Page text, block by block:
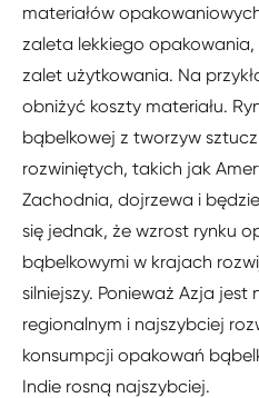
materiałów
zaleta lekkiego opakowania,
zalet użytkowania. Na
obniżyć koszty materiału.
bąbelkowej z tworzyw
rozwiniętych, takich jak
Zachodnia, dojrzewa i
się jednak, że wzrost rynku
bąbelkowymi w krajach
silniejszy. Ponieważ Azja jest
regionalnym i najszybciej
konsumpcji opakowań
Indie rosną najszybciej.